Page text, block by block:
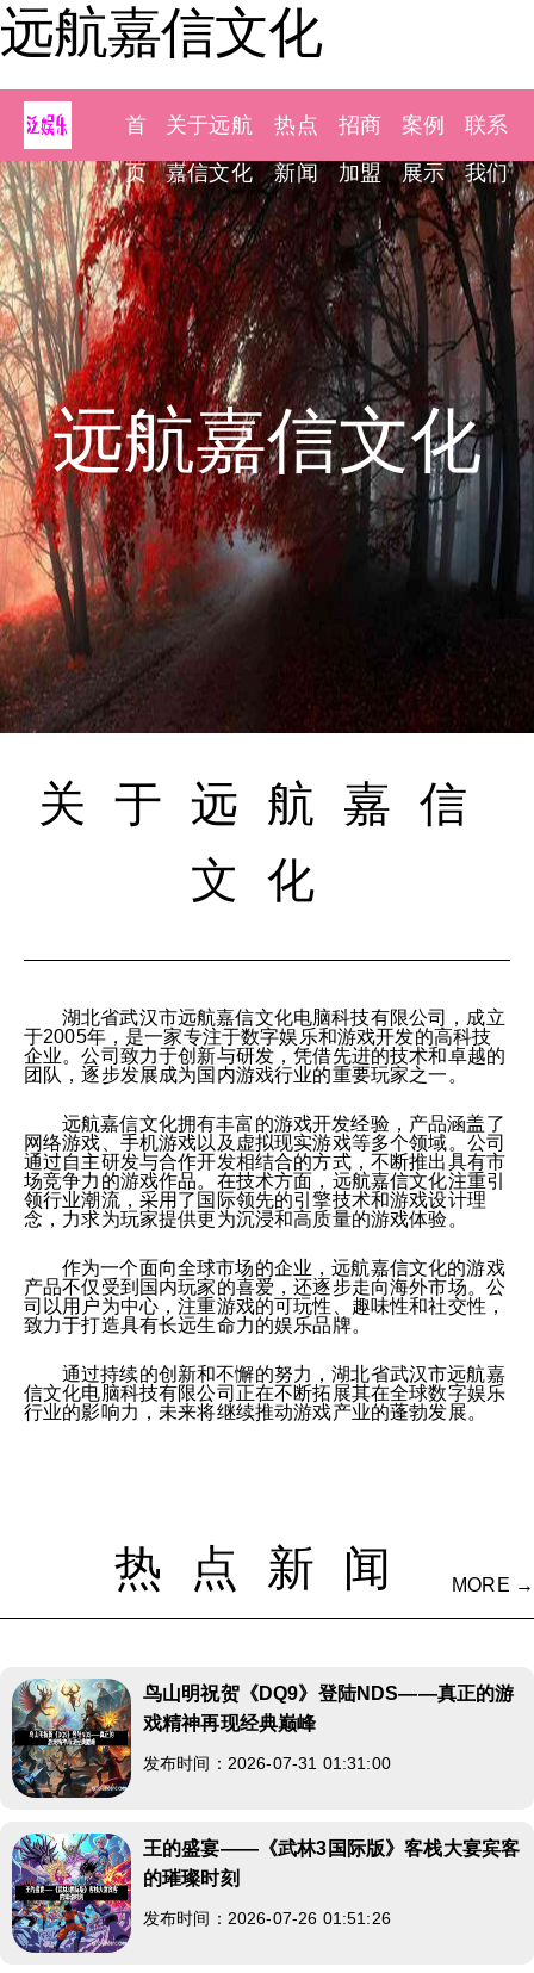
远航嘉信文化
首
页
关于远航
嘉信文化
热点
新闻
招商
加盟
案例
展示
联系
我们
远航嘉信文化
关于远航嘉信
文化
湖北省武汉市远航嘉信文化电脑科技有限公司，成立
于2005年，是一家专注于数字娱乐和游戏开发的高科技
企业。公司致力于创新与研发，凭借先进的技术和卓越的
团队，逐步发展成为国内游戏行业的重要玩家之一。
远航嘉信文化拥有丰富的游戏开发经验，产品涵盖了
网络游戏、手机游戏以及虚拟现实游戏等多个领域。公司
通过自主研发与合作开发相结合的方式，不断推出具有市
场竞争力的游戏作品。在技术方面，远航嘉信文化注重引
领行业潮流，采用了国际领先的引擎技术和游戏设计理
念，力求为玩家提供更为沉浸和高质量的游戏体验。
作为一个面向全球市场的企业，远航嘉信文化的游戏
产品不仅受到国内玩家的喜爱，还逐步走向海外市场。公
司以用户为中心，注重游戏的可玩性、趣味性和社交性，
致力于打造具有长远生命力的娱乐品牌。
通过持续的创新和不懈的努力，湖北省武汉市远航嘉
信文化电脑科技有限公司正在不断拓展其在全球数字娱乐
行业的影响力，未来将继续推动游戏产业的蓬勃发展。
热点新闻 MORE →
鸟山明祝贺《DQ9》登陆NDS——真正的游
戏精神再现经典巅峰
发布时间：2026-07-31 01:31:00
王的盛宴——《武林3国际版》客栈大宴宾客
的璀璨时刻
发布时间：2026-07-26 01:51:26